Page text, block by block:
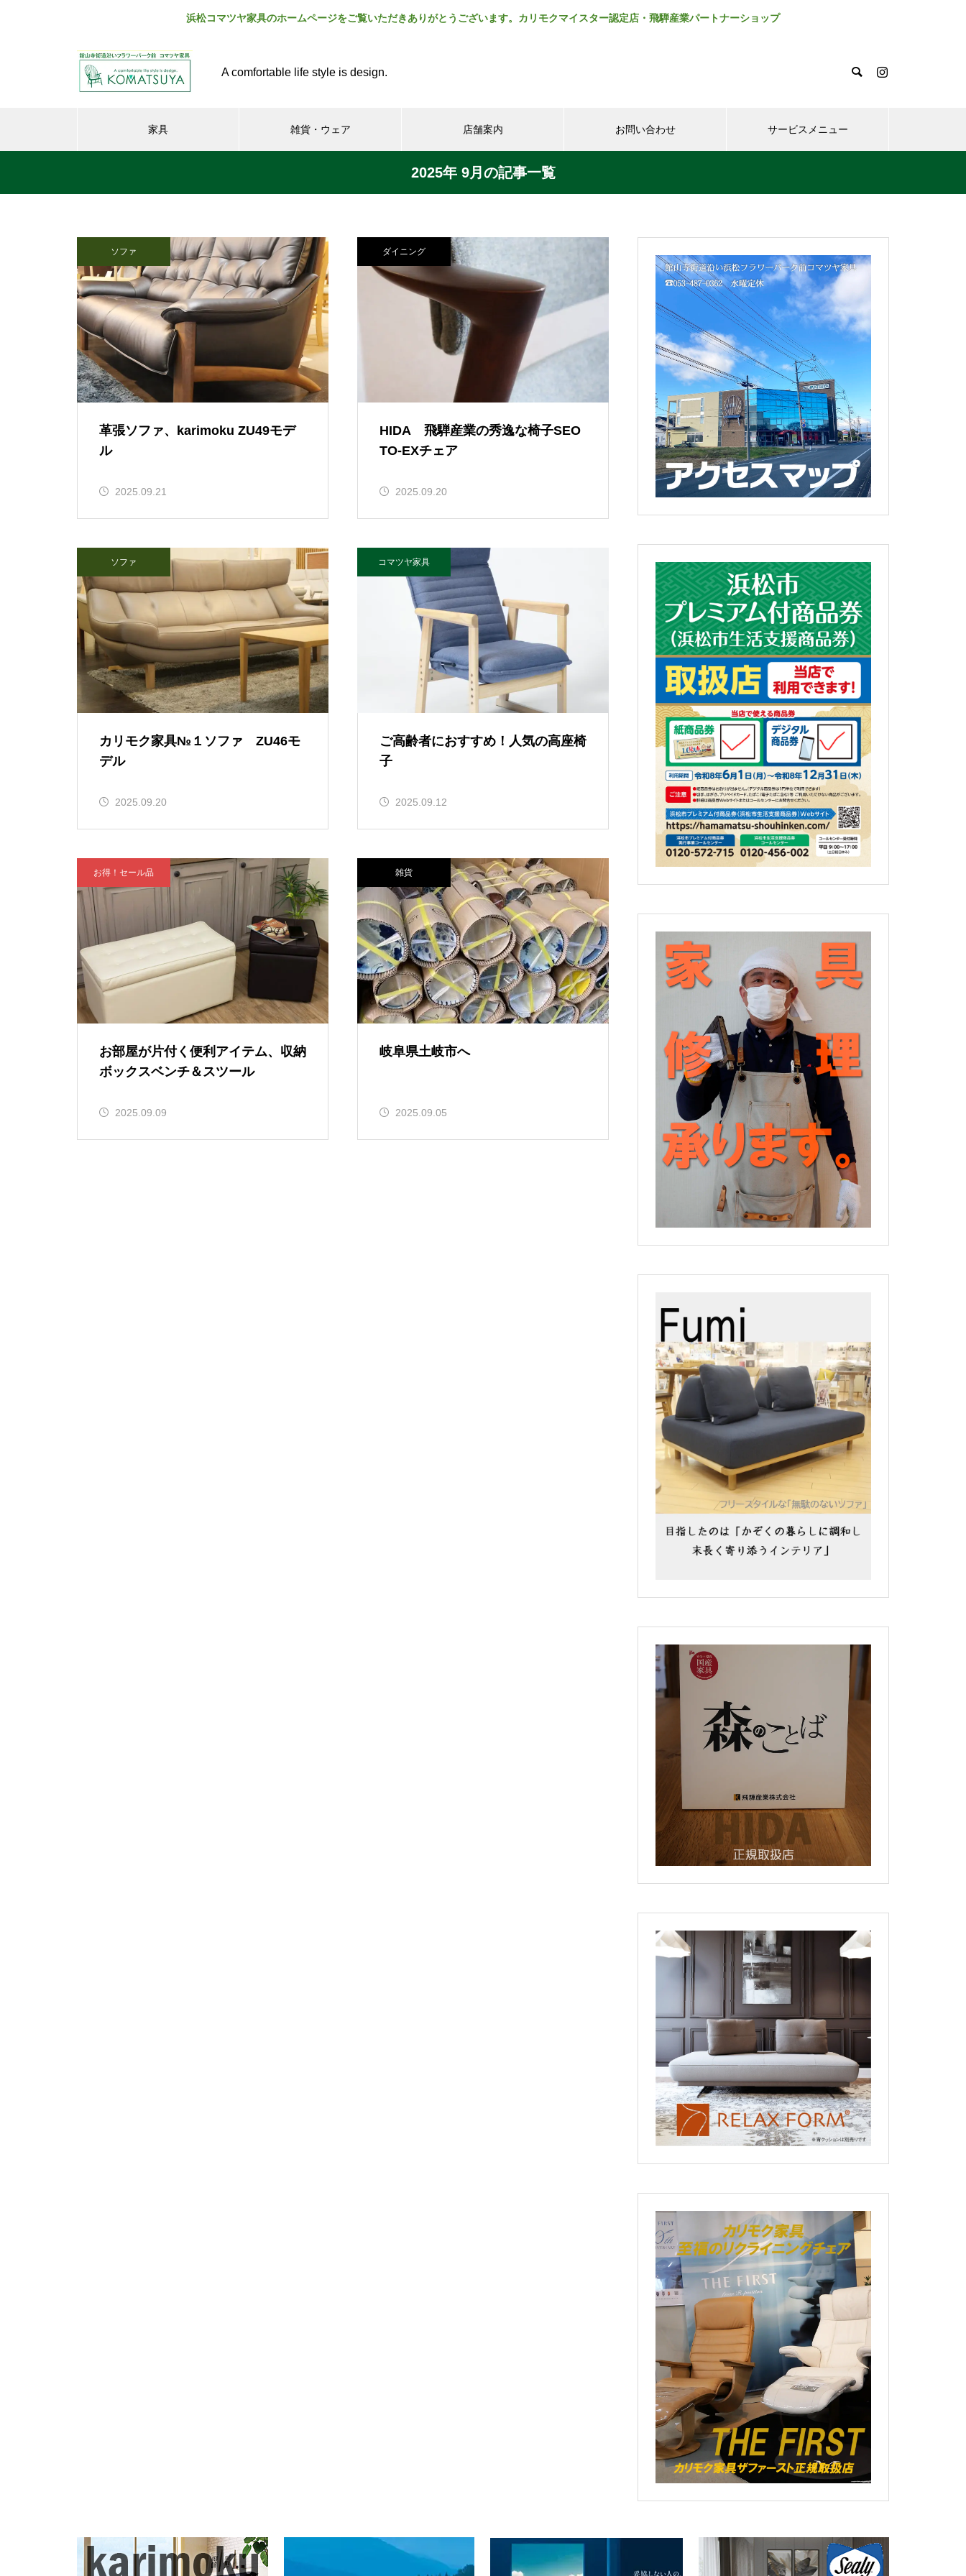
浜松コマツヤ家具のホームページをご覧いただきありがとうございます。カリモクマイスター認定店・飛騨産業パートナーショップ
A comfortable life style is design.
家具 雑貨・ウェア 店舗案内 お問い合わせ サービスメニュー
2025年 9月の記事一覧
ソファ
革張ソファ、karimoku ZU49モデ
ル
2025.09.21
ダイニング
HIDA 飛騨産業の秀逸な椅子SEO
TO-EXチェア
2025.09.20
ソファ
カリモク家具№１ソファ ZU46モ
デル
2025.09.20
コマツヤ家具
ご高齢者におすすめ！人気の高座椅
子
2025.09.12
お得！セール品
お部屋が片付く便利アイテム、収納
ボックスベンチ＆スツール
2025.09.09
雑貨
岐阜県土岐市へ
2025.09.05